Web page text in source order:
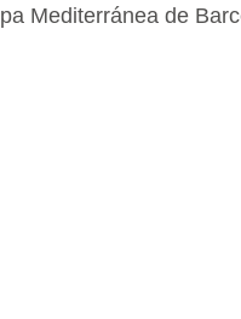
Mediterránea de